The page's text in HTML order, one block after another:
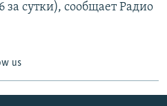
за сутки), сообщает Радио
us